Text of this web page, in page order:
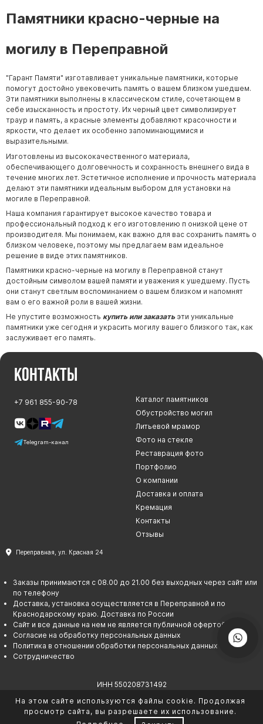
Памятники красно-черные на
могилу в Переправной
"Гарант Памяти" изготавливает уникальные памятники, которые
помогут достойно увековечить память о вашем близком ушедшем.
Эти памятники выполнены в классическом стиле, сочетающем в
себе изысканность и простоту. Их черный цвет символизирует
траур и память, а красные элементы добавляют красочности и
яркости, что делает их особенно запоминающимися и
выразительными.
Изготовлены из высококачественного материала,
обеспечивающего долговечность и сохранность внешнего вида в
течение многих лет. Эстетичное исполнение и прочность материала
делают эти памятники идеальным выбором для установки на
могиле в Переправной.
Наша компания гарантирует высокое качество товара и
профессиональный подход к его изготовлению п онизкой цене от
производителя. Мы понимаем, как важно для вас сохранить память о
близком человеке, поэтому мы предлагаем вам идеальное
решение в виде этих памятников.
Памятники красно-черные на могилу в Переправной станут
достойным символом вашей памяти и уважения к ушедшему. Пусть
они станут светлым воспоминанием о вашем близком и напомнят
вам о его важной роли в вашей жизни.
Не упустите возможность купить или заказатьэти уникальные
памятники уже сегодня и украсить могилу вашего близкого так, как
заслуживает его память.
Контакты
+7 961 855-90-78
Telegram-канал
Каталог памятников
Обустройство могил
Литьевой мрамор
Фото на стекле
Реставрация фото
Портфолио
О компании
Доставка и оплата
Кремация
Контакты
Отзывы
Переправная, ул. Красная 24
Заказы принимаются с 08.00 до 21.00 без выходных через сайт или
по телефону
Доставка, установка осуществляется в Переправной и по
Краснодарскому краю. Доставка по России
Сайт и все данные на нем не является публичной офертой
Согласие на обработку персональных данных
Политика в отношении обработки персональных данных
Сотрудничество
© Гарант памяти. 2026
ИНН 550208731492
На этом сайте используются файлы cookie. Продолжая
просмотр сайта, вы разрешаете их использование.